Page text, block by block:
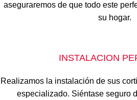
aseguraremos de que todo este
su hogar.
INSTALACION
Realizamos la instalación de sus
especializado. Siéntase seguro